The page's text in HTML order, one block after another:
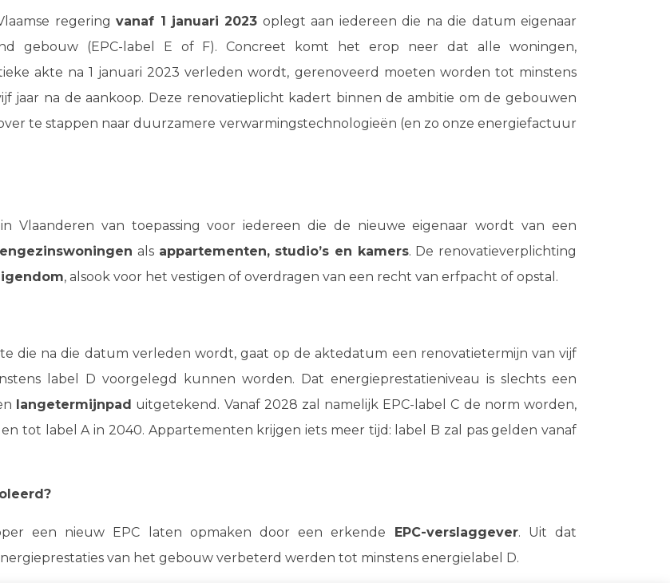
regeringvanaf 1 januari 2023 oplegt aan iedereen die na die datum eigenaar
gebouw (EPC-label E of F). Concreet komt het erop neer dat alle woningen,
akte na 1 januari 2023 verleden wordt, gerenoveerd moeten worden tot minstens
jaar na de aankoop. Deze renovatieplicht kadert binnen de ambitie om de gebouwen
te stappen naar duurzamere verwarmingstechnologieën (en zo onze energiefactuur
Vlaanderen van toepassing voor iedereen die de nieuwe eigenaar wordt van een
als appartementen, studio’s en kamers. De renovatieverplichting
, alsook voor het vestigen of overdragen van een recht van erfpacht of opstal.
die na die datum verleden wordt, gaat op de aktedatum een renovatietermijn van vijf
label D voorgelegd kunnen worden. Dat energieprestatieniveau is slechts een
langetermijnpad uitgetekend. Vanaf 2028 zal namelijk EPC-label C de norm worden,
tot label A in 2040. Appartementen krijgen iets meer tijd: label B zal pas gelden vanaf
een nieuw EPC laten opmaken door een erkende EPC-verslaggever. Uit dat
van het gebouw verbeterd werden tot minstens energielabel D.